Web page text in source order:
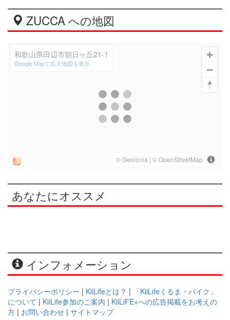
ZUCCA への地図
和歌山県田辺市朝日ヶ丘21-1
Google Mapで拡大地図を表示
あなたにオススメ
インフォメーション
プライバシーポリシー | KiiLifeとは？ |
「KiiLifeくるま・バイク」
について | KiiLife参加のご案内 | KiiLiFE+への広告掲載をお考えの
方 | お問い合わせ | サイトマップ